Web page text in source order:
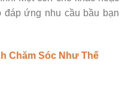
đáp ứng nhu cầu bầu bạn
Chăm Sóc Như Thế